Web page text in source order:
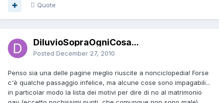
Quote
DiluvioSopraOgniCosa...
Posted December 27, 2010
Penso sia una delle pagine meglio riuscite a nonciclopedia! Forse
c'è qualche passaggio infelice, ma alcune cose sono impagabili...
in particolar modo la lista dei motivi per dire di no al matrimonio